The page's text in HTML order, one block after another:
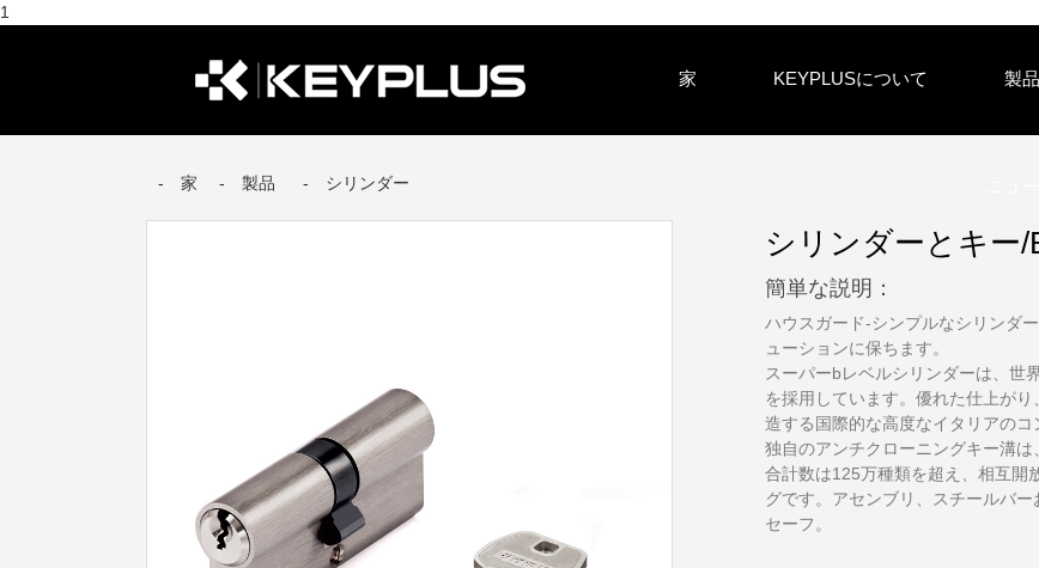
1
家 KEYPLUSについて 製品
家 製品 シリンダー
シリンダーとキー
簡単な説明：
ハウスガード-シンプルなシリンダ
ューションに保ちます。
スーパーbレベルシリンダーは、世
を採用しています。優れた仕上が
造する国際的な高度なイタリアのコ
独自のアンチクローニングキー溝
合計数は125万種類を超え、相互開
グです。アセンブリ、スチールバ
セーフ。